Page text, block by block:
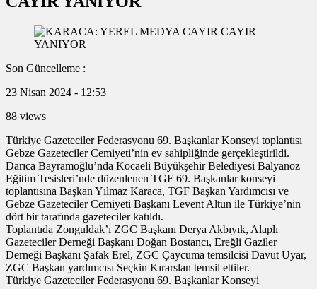
Son Güncelleme :
23 Nisan 2024 - 12:53
88 views
Türkiye Gazeteciler Federasyonu 69. Başkanlar Konseyi toplantısı
Gebze Gazeteciler Cemiyeti’nin ev sahipliğinde gerçekleştirildi.
Darıca Bayramoğlu’nda Kocaeli Büyükşehir Belediyesi Balyanoz
Eğitim Tesisleri’nde düzenlenen TGF 69. Başkanlar konseyi
toplantısına Başkan Yılmaz Karaca, TGF Başkan Yardımcısı ve
Gebze Gazeteciler Cemiyeti Başkanı Levent Altun ile Türkiye’nin
dört bir tarafında gazeteciler katıldı.
Toplantıda Zonguldak’ı ZGC Başkanı Derya Akbıyık, Alaplı
Gazeteciler Derneği Başkanı Doğan Bostancı, Ereğli Gaziler
Derneği Başkanı Şafak Erel, ZGC Çaycuma temsilcisi Davut Uyar,
ZGC Başkan yardımcısı Seçkin Kırarslan temsil ettiler.
Türkiye Gazeteciler Federasyonu 69. Başkanlar Konseyi